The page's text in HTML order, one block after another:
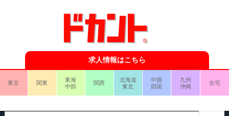
求人情報はこちら
東京 関東
東海
中部
関西
北海道
東北
中国
四国
九州
沖縄
在宅